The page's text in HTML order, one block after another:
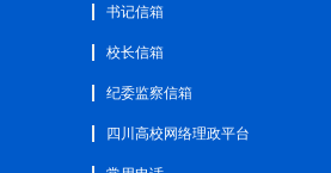
书记信箱
校长信箱
纪委监察信箱
四川高校网络理政平台